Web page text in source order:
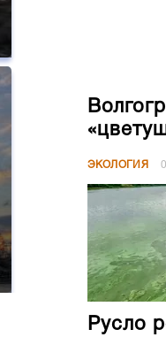
ЭКОЛОГИЯ
Русло